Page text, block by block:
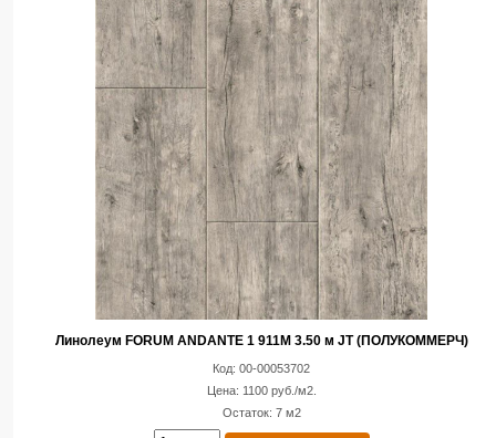
Линолеум FORUM ANDANTE 1 911M 3.50 м JT (ПОЛУКОММЕРЧ)
Код: 00-00053702
Цена: 1100 руб./м2.
Остаток: 7 м2